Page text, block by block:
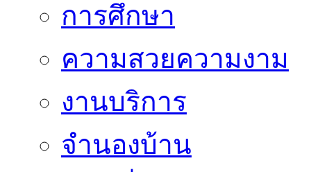
การศึกษา
ความสวยความงาม
งานบริการ
จำนองบ้าน